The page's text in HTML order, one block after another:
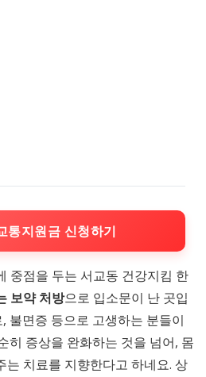
통지원금 신청하기
중점을 두는 서교동 건강지킴 한
보약 처방으로 입소문이 난 곳입
불면증 등으로 고생하는 분들이
히 증상을 완화하는 것을 넘어, 몸
는 치료를 지향한다고 하네요. 상